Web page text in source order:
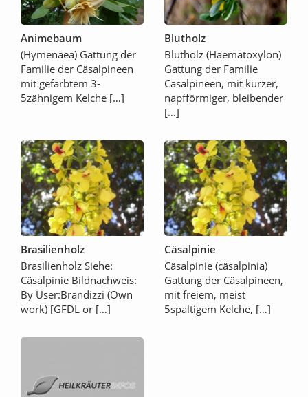
Animebaum
(Hymenaea) Gattung der
Familie der Cäsalpineen
mit gefärbtem 3-
5zähnigem Kelche […]
Blutholz
Blutholz (Haematoxylon)
Gattung der Familie
Cäsalpineen, mit kurzer,
napfförmiger, bleibender
[…]
Brasilienholz
Brasilienholz Siehe:
Cäsalpinie Bildnachweis:
By User:Brandizzi (Own
work) [GFDL or […]
Cäsalpinie
Cäsalpinie (cäsalpinia)
Gattung der Cäsalpineen,
mit freiem, meist
5spaltigem Kelche, […]